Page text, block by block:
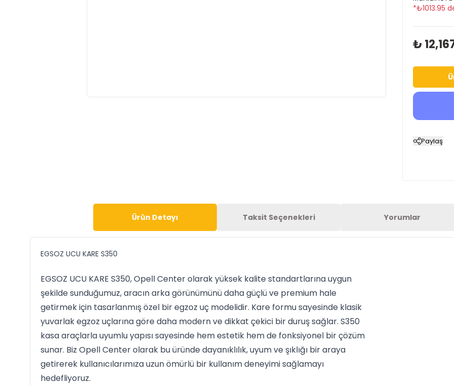
*₺1013.95
₺
Paylaş
Ürün Detayı Taksit Seçenekleri Yorumlar
EGSOZ UCU KARE S350
EGSOZ UCU KARE S350, Opell Center olarak yüksek kalite standartlarına uygun
şekilde sunduğumuz, aracın arka görünümünü daha güçlü ve premium hale
getirmek için tasarlanmış özel bir egzoz uç modelidir. Kare formu sayesinde klasik
yuvarlak egzoz uçlarına göre daha modern ve dikkat çekici bir duruş sağlar. S350
kasa araçlarla uyumlu yapısı sayesinde hem estetik hem de fonksiyonel bir çözüm
sunar. Biz Opell Center olarak bu üründe dayanıklılık, uyum ve şıklığı bir araya
getirerek kullanıcılarımıza uzun ömürlü bir kullanım deneyimi sağlamayı
hedefliyoruz.